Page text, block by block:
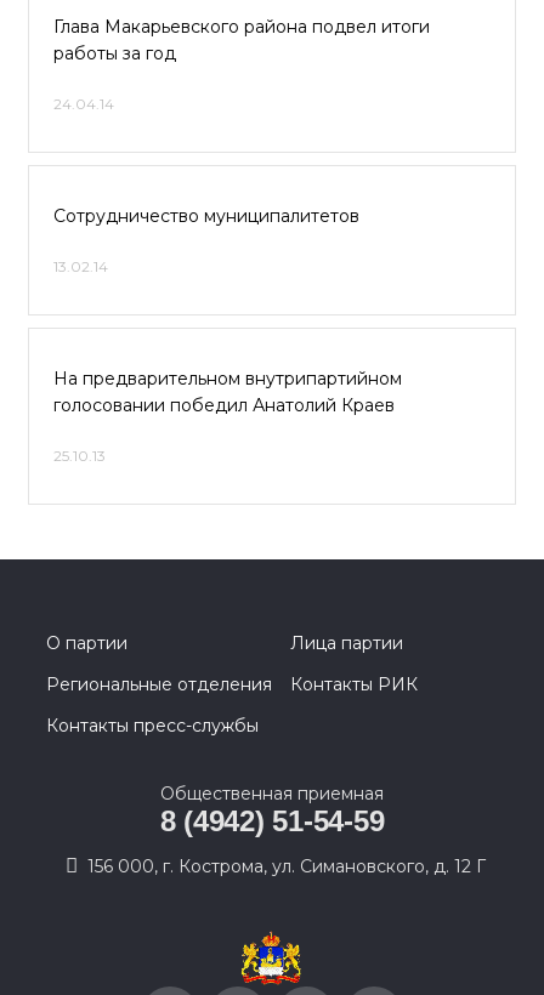
Глава Макарьевского района подвел итоги
работы за год
24.04.14
Сотрудничество муниципалитетов
13.02.14
На предварительном внутрипартийном
голосовании победил Анатолий Краев
25.10.13
О партии
Лица партии
Региональные отделения
Контакты РИК
Контакты пресс-службы
Общественная приемная
8 (4942) 51-54-59
156 000, г. Кострома, ул. Симановского, д. 12 Г